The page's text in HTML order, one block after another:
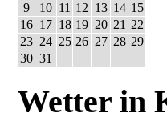
9
10 11 12 13 14 15
16 17 18 19 20 21 22
23 24 25 26 27 28 29
30 31
Wetter in